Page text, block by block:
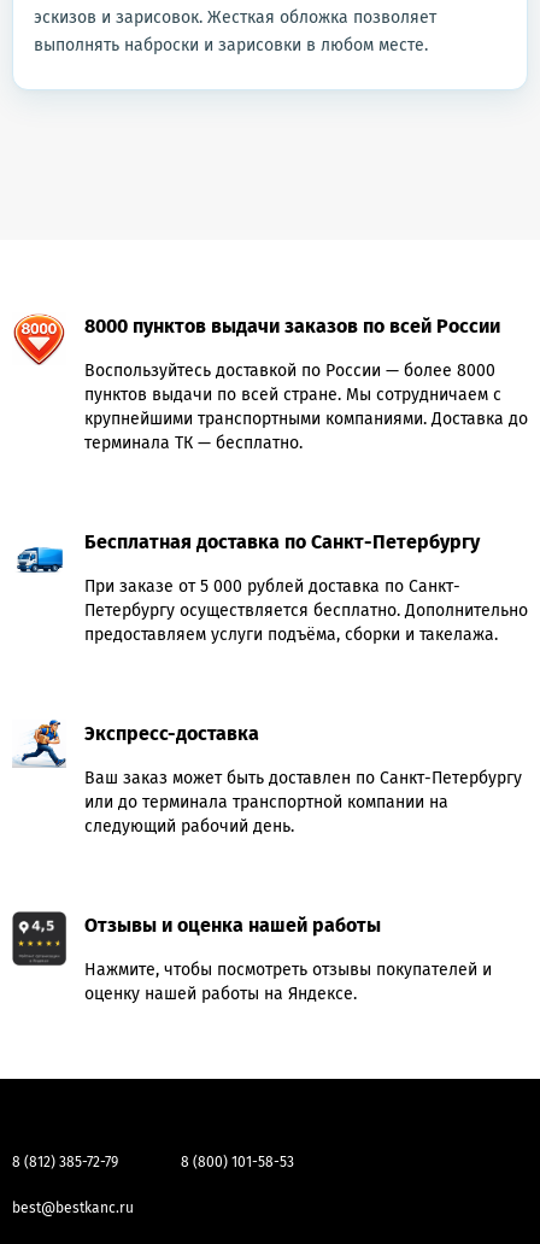
эскизов и зарисовок. Жесткая обложка позволяет
выполнять наброски и зарисовки в любом месте.
8000 пунктов выдачи заказов по всей России
Воспользуйтесь доставкой по России — более 8000
пунктов выдачи по всей стране. Мы сотрудничаем с
крупнейшими транспортными компаниями. Доставка до
терминала ТК — бесплатно.
Бесплатная доставка по Санкт-Петербургу
При заказе от 5 000 рублей доставка по Санкт-
Петербургу осуществляется бесплатно. Дополнительно
предоставляем услуги подъёма, сборки и такелажа.
Экспресс-доставка
Ваш заказ может быть доставлен по Санкт-Петербургу
или до терминала транспортной компании на
следующий рабочий день.
Отзывы и оценка нашей работы
Нажмите, чтобы посмотреть отзывы покупателей и
оценку нашей работы на Яндексе.
8 (812) 385-72-79 8 (800) 101-58-53
best@bestkanc.ru